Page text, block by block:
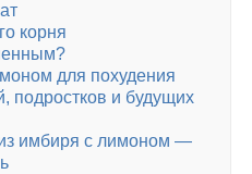
корня
для похудения
подростков и будущих
имбиря с лимоном —